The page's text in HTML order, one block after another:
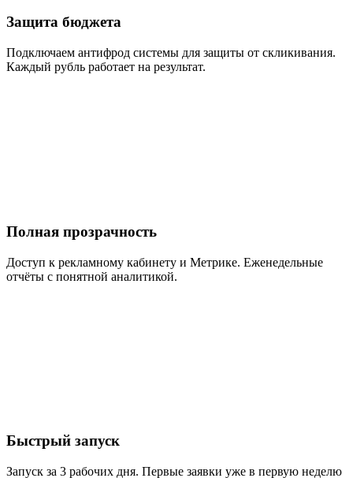
Защита бюджета
Подключаем антифрод системы для защиты от скликивания.
Каждый рубль работает на результат.
Полная прозрачность
Доступ к рекламному кабинету и Метрике. Еженедельные
отчёты с понятной аналитикой.
Быстрый запуск
Запуск за 3 рабочих дня. Первые заявки уже в первую неделю